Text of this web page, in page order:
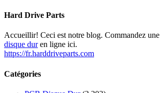
Hard Drive Parts
Accueillir! Ceci est notre blog. Commandez une
disque duren ligne ici.
https://fr.harddriveparts.com
Catégories